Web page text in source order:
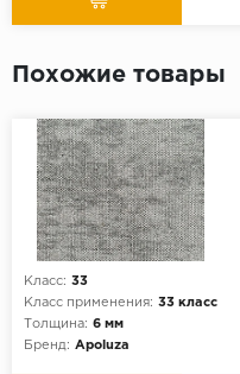
Похожие товары
Класс: 33
Класс применения: 33 класс
Толщина: 6 мм
Бренд: Apoluza